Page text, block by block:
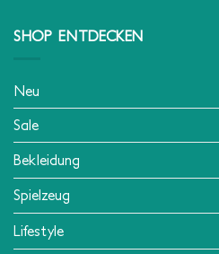
SHOP ENTDECKEN
Neu
Sale
Bekleidung
Spielzeug
Lifestyle